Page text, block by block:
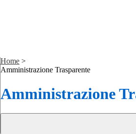
Home >
Amministrazione Trasparente
Amministrazione